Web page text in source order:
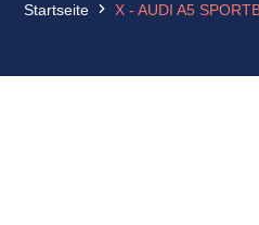
Startseite X - AUDI A5